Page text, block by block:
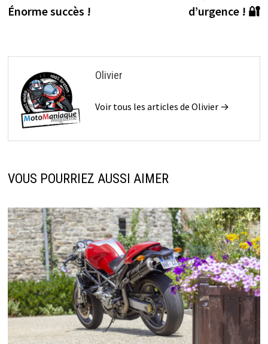
Énorme succès !
d’urgence ! 🔐
Olivier
Voir tous les articles de Olivier →
VOUS POURRIEZ AUSSI AIMER